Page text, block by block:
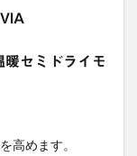
セミドライモ
高めます。